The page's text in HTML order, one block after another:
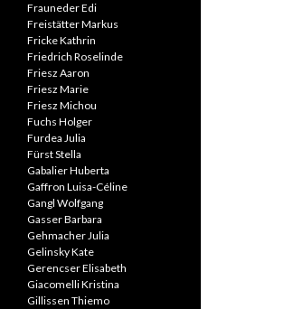
Frauneder Edi
Freistätter Markus
Fricke Kathrin
Friedrich Roselinde
Friesz Aaron
Friesz Marie
Friesz Michou
Fuchs Holger
Furdea Julia
Fürst Stella
Gabalier Huberta
Gaffron Luisa-Céline
Gangl Wolfgang
Gasser Barbara
Gehmacher Julia
Gelinsky Kate
Gerencser Elisabeth
Giacomelli Kristina
Gillissen Thiemo